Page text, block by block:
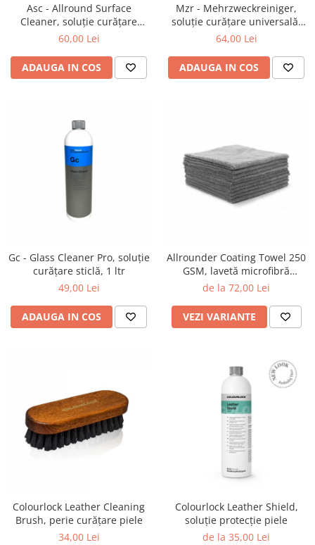
Asc - Allround Surface
Cleaner, soluție curățare
universală, 500 ml
60,00 Lei
ADAUGA IN COS
Mzr - Mehrzweckreiniger,
soluție curățare universală,
64,00 Lei
ADAUGA IN COS
Gc - Glass Cleaner Pro, soluție
curățare sticlă, 1 ltr
49,00 Lei
ADAUGA IN COS
Allrounder Coating Towel 250
GSM, lavetă microfibră
universală, 40x40 cm, gri
de la 72,00 Lei
VEZI VARIANTE
Colourlock Leather Cleaning
Brush, perie curățare piele
34,00 Lei
Colourlock Leather Shield,
soluție protecție piele
de la 35,00 Lei